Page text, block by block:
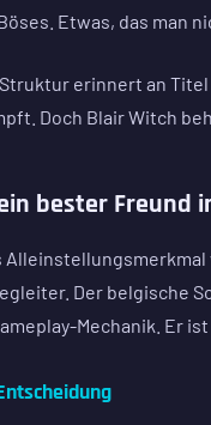
Etwas, das man
erinnert an
Doch Blair Witch
bester Freund
Der belgische
Mechanik. Er ist